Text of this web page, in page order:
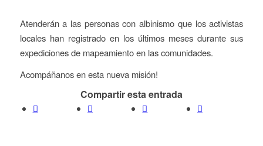
Atenderán a las personas con albinismo que los activistas
locales han registrado en los últimos meses durante sus
expediciones de mapeamiento en las comunidades.
Acompáñanos en esta nueva misión!
Compartir esta entrada